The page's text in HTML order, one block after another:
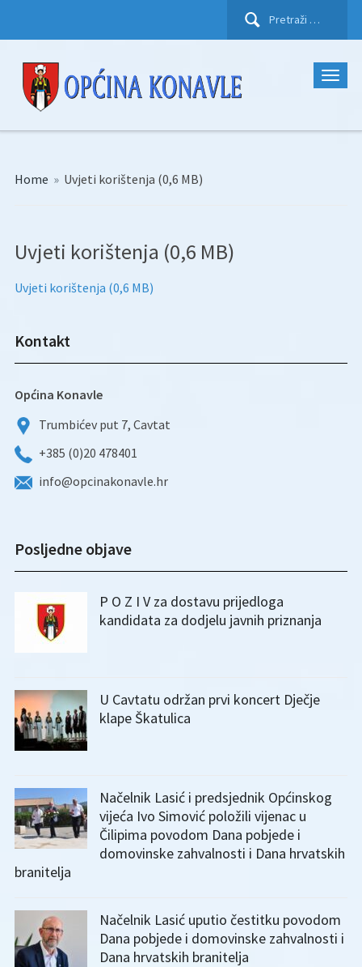
Pretraži:
Home » Uvjeti korištenja (0,6 MB)
Uvjeti korištenja (0,6 MB)
Uvjeti korištenja (0,6 MB)
Kontakt
Općina Konavle
Trumbićev put 7, Cavtat
+385 (0)20 478401
info@opcinakonavle.hr
Posljedne objave
P O Z I V za dostavu prijedloga
kandidata za dodjelu javnih priznanja
U Cavtatu održan prvi koncert Dječje
klape Škatulica
Načelnik Lasić i predsjednik Općinskog
vijeća Ivo Simović položili vijenac u
Čilipima povodom Dana pobjede i
domovinske zahvalnosti i Dana hrvatskih
branitelja
Načelnik Lasić uputio čestitku povodom
Dana pobjede i domovinske zahvalnosti i
Dana hrvatskih branitelja